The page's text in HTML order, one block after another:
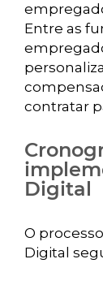
Entre as
contratar
Digital
O
Digital